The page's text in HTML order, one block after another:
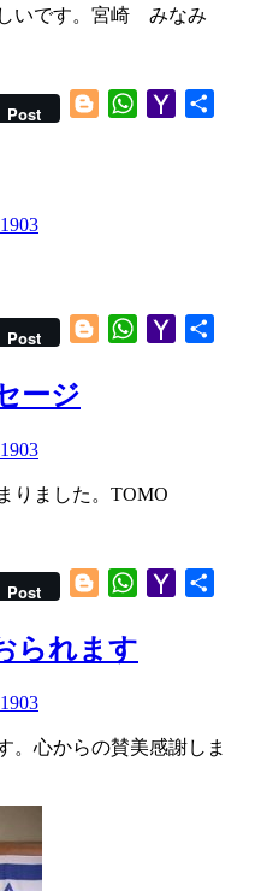
いです。宮崎 みなみ
Post BloggerWhatsApp
Yahoo
Post BloggerWhatsApp
Yahoo
ージ
りました。TOMO
Post BloggerWhatsApp
Yahoo
られます
。心からの賛美感謝しま